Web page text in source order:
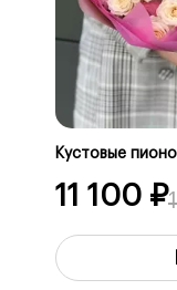
Кустовые
11 100 ₽